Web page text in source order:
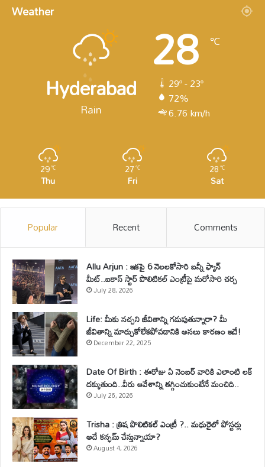
Weather
Hyderabad
Rain
28 ℃
29º - 23º
72%
6.76 km/h
29℃
Thu
27℃
Fri
28℃
Sat
Popular Recent Comments
Allu Arjun : ఇకపై 6 నెలలకోసారి బన్నీ ఫ్యాన్
మీట్..ఐకాన్ స్టార్ పొలిటికల్ ఎంట్రీపై మరోసారి చర్చ
July 28, 2026
Life: మీకు నచ్చని జీవితాన్ని గడుపుతున్నారా? మీ
జీవితాన్ని మార్చుకోలేకపోవడానికి అసలు కారణం ఇదే!
December 22, 2025
Date Of Birth : ఈరోజు ఏ నెంబర్ వారికి ఎలాంటి లక్
దక్కుతుంది..వీరు ఆవేశాన్ని తగ్గించుకుంటేనే మంచిది..
July 26, 2026
Trisha : త్రిష పొలిటికల్ ఎంట్రీ ?.. మధురైలో పోస్టర్లు
అదే కన్ఫమ్ చేస్తున్నాయా?
August 4, 2026